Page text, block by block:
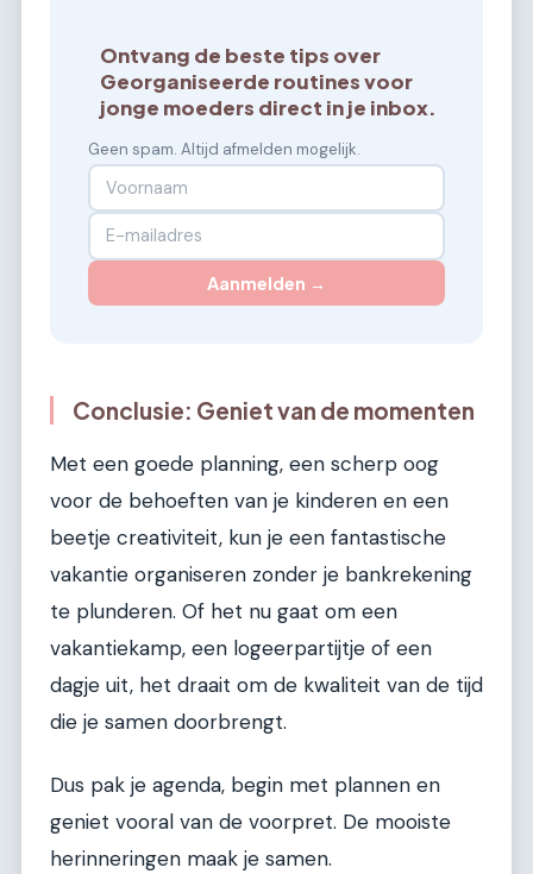
Ontvang de beste tips over
Georganiseerde routines voor
jonge moeders direct in je inbox.
Geen spam. Altijd afmelden mogelijk.
Aanmelden →
Conclusie: Geniet van de momenten
Met een goede planning, een scherp oog
voor de behoeften van je kinderen en een
beetje creativiteit, kun je een fantastische
vakantie organiseren zonder je bankrekening
te plunderen. Of het nu gaat om een
vakantiekamp, een logeerpartijtje of een
dagje uit, het draait om de kwaliteit van de tijd
die je samen doorbrengt.
Dus pak je agenda, begin met plannen en
geniet vooral van de voorpret. De mooiste
herinneringen maak je samen.